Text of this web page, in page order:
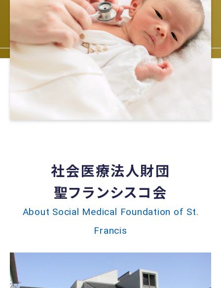
社会医療法人財団
聖フランシスコ会
About Social Medical Foundation of St.
Francis